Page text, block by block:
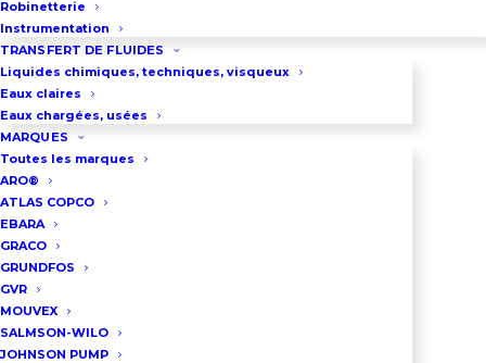
Robinetterie
Instrumentation
TRANSFERT DE FLUIDES
Liquides chimiques, techniques, visqueux
Eaux claires
Eaux chargées, usées
MARQUES
Toutes les marques
ARO®
ATLAS COPCO
EBARA
GRACO
GRUNDFOS
GVR
MOUVEX
SALMSON-WILO
JOHNSON PUMP
POMPE MULTICELLULAIRE LOWARA
(XYLEM) 3SV05
Débit maxi : 4.4 m³/h
Pression maxi : 3.6 bar